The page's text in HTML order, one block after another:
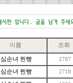
이름
조회
심순녀 찐빵 2787
심순녀 찐빵 2718